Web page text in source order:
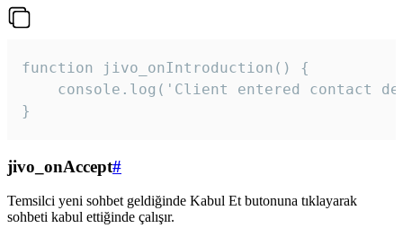
function jivo_onIntroduction() {
console.log('Client entered contact
}
jivo_onAccept#
Temsilci yeni sohbet geldiğinde Kabul Et butonuna tıklayarak
sohbeti kabul ettiğinde çalışır.